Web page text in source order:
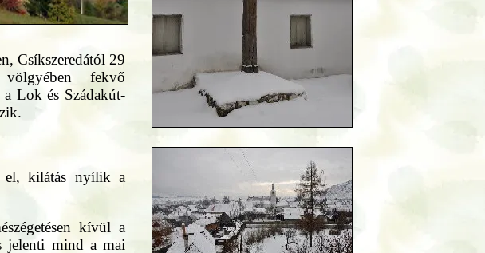
Csíkszeredától 29
fekvő
a Lok és Szádakút-
el, kilátás nyílik a
kívül a
jelenti mind a mai